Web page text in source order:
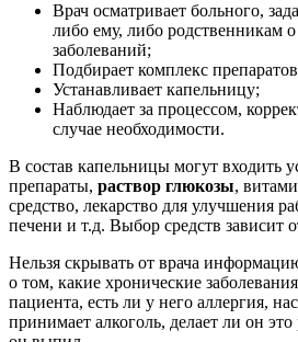
Врач осматривает больного,
либо ему, либо родственникам
заболеваний;
Подбирает комплекс
Устанавливает капельницу;
Наблюдает за процессом,
случае необходимости.
В состав капельницы могут входить
препараты, раствор глюкозы,
средство, лекарство для улучшения
печени и т.д. Выбор средств зависит
Нельзя скрывать от врача
о том, какие хронические
пациента, есть ли у него аллергия,
принимает алкоголь, делает ли он это